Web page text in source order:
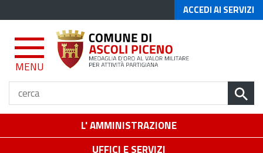
ACCEDI AI SERVIZI
MENU
L' AMMINISTRAZIONE
UFFICI E SERVIZI